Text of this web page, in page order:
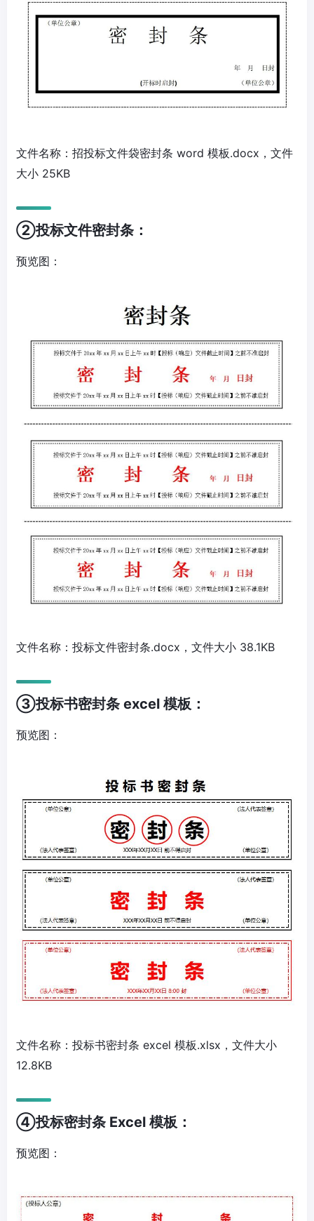
文件名称：招投标文件袋密封条 word 模板.docx，文件
大小 25KB
②投标文件密封条：
预览图：
文件名称：投标文件密封条.docx，文件大小 38.1KB
③投标书密封条 excel 模板：
预览图：
文件名称：投标书密封条 excel 模板.xlsx，文件大小
12.8KB
④投标密封条 Excel 模板：
预览图：